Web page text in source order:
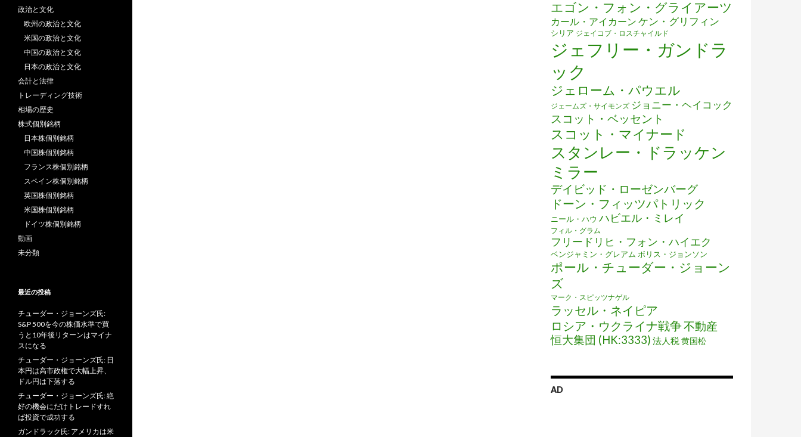
エゴン・フォン・グライアーツ
カール・アイカーン ケン・グリフィン
シリア ジェイコブ・ロスチャイルド
ジェフリー・ガンドラ
ック
ジェローム・パウエル
ジェームズ・サイモンズ ジョニー・ヘイコック
スコット・ベッセント
スコット・マイナード
スタンレー・ドラッケン
ミラー
デイビッド・ローゼンバーグ
ドーン・フィッツパトリック
ニール・ハウ ハビエル・ミレイ
フィル・グラム
フリードリヒ・フォン・ハイエク
ベンジャミン・グレアム ボリス・ジョンソン
ポール・チューダー・ジョーン
ズ
マーク・スピッツナゲル
ラッセル・ネイピア
ロシア・ウクライナ戦争不動産
恒大集団 (HK:3333) 法人税黄国松
AD
政治と文化
欧州の政治と文化
米国の政治と文化
中国の政治と文化
日本の政治と文化
会計と法律
トレーディング技術
相場の歴史
株式個別銘柄
日本株個別銘柄
中国株個別銘柄
フランス株個別銘柄
スペイン株個別銘柄
英国株個別銘柄
米国株個別銘柄
ドイツ株個別銘柄
動画
未分類
最近の投稿
チューダー・ジョーンズ氏:
S&P 500を今の株価水準で買
うと10年後リターンはマイナ
スになる
チューダー・ジョーンズ氏: 日
本円は高市政権で大幅上昇、
ドル円は下落する
チューダー・ジョーンズ氏: 絶
好の機会にだけトレードすれ
ば投資で成功する
ガンドラック氏: アメリカは米